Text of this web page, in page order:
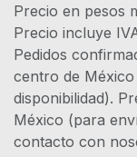
Precio en pesos
Precio
Pedidos
centro de
disponibilidad).
México (para
contacto con